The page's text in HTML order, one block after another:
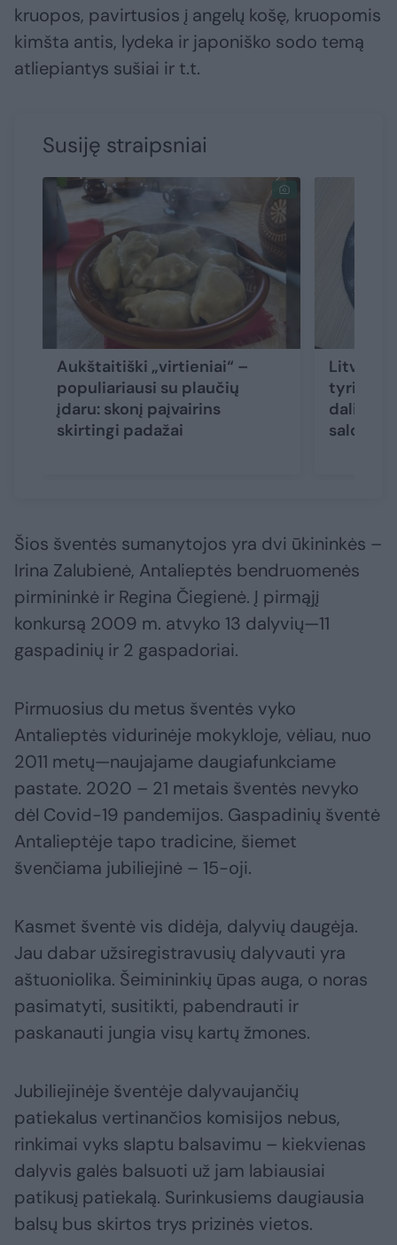
kruopos, pavirtusios į angelų košę, kruopomis
kimšta antis, lydeka ir japoniško sodo temą
atliepiantys sušiai ir t.t.
Susiję straipsniai
Aukštaitiški „virtieniai“ –
populiariausi su plaučių
įdaru: skonį paįvairins
skirtingi padažai
Litvakų
dalijasi
Šios šventės sumanytojos yra dvi ūkininkės –
Irina Zalubienė, Antalieptės bendruomenės
pirmininkė ir Regina Čiegienė. Į pirmąjį
konkursą 2009 m. atvyko 13 dalyvių—11
gaspadinių ir 2 gaspadoriai.
Pirmuosius du metus šventės vyko
Antalieptės vidurinėje mokykloje, vėliau, nuo
2011 metų—naujajame daugiafunkciame
pastate. 2020 – 21 metais šventės nevyko
dėl Covid-19 pandemijos. Gaspadinių šventė
Antalieptėje tapo tradicine, šiemet
švenčiama jubiliejinė – 15-oji.
Kasmet šventė vis didėja, dalyvių daugėja.
Jau dabar užsiregistravusių dalyvauti yra
aštuoniolika. Šeimininkių ūpas auga, o noras
pasimatyti, susitikti, pabendrauti ir
paskanauti jungia visų kartų žmones.
Jubiliejinėje šventėje dalyvaujančių
patiekalus vertinančios komisijos nebus,
rinkimai vyks slaptu balsavimu – kiekvienas
dalyvis galės balsuoti už jam labiausiai
patikusį patiekalą. Surinkusiems daugiausia
balsų bus skirtos trys prizinės vietos.